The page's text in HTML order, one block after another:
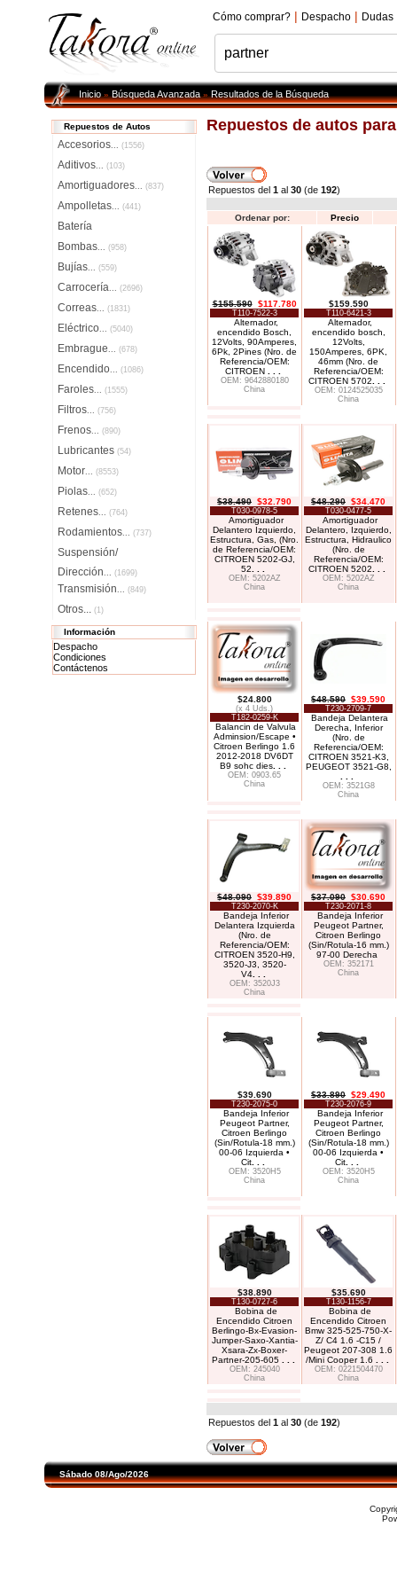
Cómo comprar? | Despacho | Dudas
Inicio»Búsqueda Avanzada»Resultados de la Búsqueda
Repuestos de Autos
Accesorios... (1556)
Aditivos... (103)
Amortiguadores... (837)
Ampolletas... (441)
Batería
Bombas... (958)
Bujías... (559)
Carrocería... (2696)
Correas... (1831)
Eléctrico... (5040)
Embrague... (678)
Encendido... (1086)
Faroles... (1555)
Filtros... (756)
Frenos... (890)
Lubricantes (54)
Motor... (8553)
Piolas... (652)
Retenes... (764)
Rodamientos... (737)
Suspensión/
Dirección... (1699)
Transmisión... (849)
Otros... (1)
Información
Despacho
Condiciones
Contáctenos
Repuestos de autos
Repuestos del 1 al 30 (de 192)
Ordenar por: Precio
$155.590 $117.780
T110-7522-3
Alternador,
encendido Bosch,
12Volts, 90Amperes,
6Pk, 2Pines (Nro. de
Referencia/OEM:
CITROEN
OEM: 9642880180
China
$159.590
T110-6421-3
Alternador,
encendido bosch,
12Volts,
150Amperes, 6PK,
46mm (Nro. de
Referencia/OEM:
CITROEN 5702
OEM: 0124525035
China
$38.490 $32.790
T030-0978-5
Amortiguador
Delantero Izquierdo,
Estructura, Gas, (Nro.
de Referencia/OEM:
CITROEN 5202-GJ,
52
OEM: 5202AZ
China
$48.290 $34.470
T030-0477-5
Amortiguador
Delantero, Izquierdo,
Estructura, Hidraulico
(Nro. de
Referencia/OEM:
CITROEN 5202
OEM: 5202AZ
China
$24.800
(x 4 Uds.)
T182-0259-K
Balancin de Valvula
Adminsion/Escape •
Citroen Berlingo 1.6
2012-2018 DV6DT
B9 sohc dies
OEM: 0903.65
China
$48.590 $39.590
T230-2709-7
Bandeja Delantera
Derecha, Inferior
(Nro. de
Referencia/OEM:
CITROEN 3521-K3,
PEUGEOT 3521-G8,
OEM: 3521G8
China
$48.090 $39.890
T230-2070-K
Bandeja Inferior
Delantera Izquierda
(Nro. de
Referencia/OEM:
CITROEN 3520-H9,
3520-J3, 3520-
V4. . .
OEM: 3520J3
China
$37.090 $30.690
T230-2071-8
Bandeja Inferior
Peugeot Partner,
Citroen Berlingo
(Sin/Rotula-16 mm.)
97-00 Derecha
OEM: 352171
China
$39.690
T230-2075-0
Bandeja Inferior
Peugeot Partner,
Citroen Berlingo
(Sin/Rotula-18 mm.)
00-06 Izquierda •
Cit
OEM: 3520H5
China
$33.890 $29.490
T230-2076-9
Bandeja Inferior
Peugeot Partner,
Citroen Berlingo
(Sin/Rotula-18 mm.)
00-06 Izquierda •
Cit
OEM: 3520H5
China
$38.890
T130-0727-6
Bobina de
Encendido Citroen
Berlingo-Bx-Evasion-
Jumper-Saxo-Xantia-
Xsara-Zx-Boxer-
Partner-205-605
OEM: 245040
China
$35.690
T130-1156-7
Bobina de
Encendido Citroen
Bmw 325-525-750-X-
Z/ C4 1.6 -C15 /
Peugeot 207-308 1.6
/Mini Cooper 1.6
OEM: 0221504470
China
Repuestos del 1 al 30 (de 192)
Sábado 08/Ago/2026